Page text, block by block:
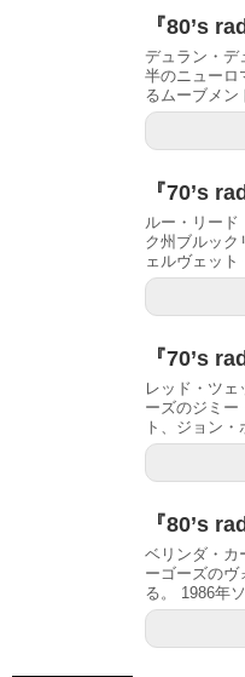
『80’s
デュラン・デ
半のニューロ
るムーブメン
『70’s
ルー・リード
ク州ブルック
ェルヴェット
『70’s
レッド・ツ
ーズのジミー
ト、ジョン・
『80’s
ベリンダ・カ
ーゴーズのヴ
る。 1986年